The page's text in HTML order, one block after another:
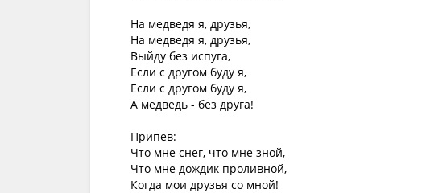
На медведя я, друзья,
На медведя я, друзья,
Выйду без испуга,
Если с другом буду я,
Если с другом буду я,
А медведь - без друга!
Припев:
Что мне снег, что мне зной,
Что мне дождик проливной,
Когда мои друзья со мной!